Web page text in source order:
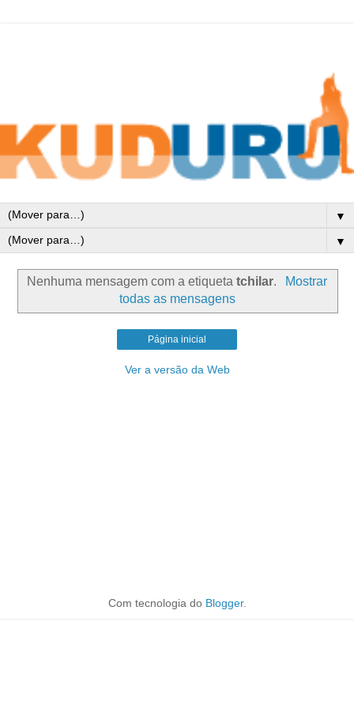
▼
▼
Nenhuma mensagem com a etiquetatchilar.
Mostrar
todas as mensagens
Página inicial
Ver a versão da Web
Com tecnologia do Blogger.